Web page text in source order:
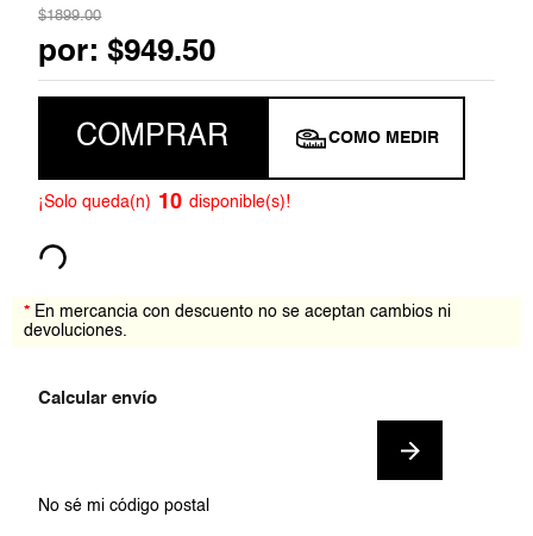
$1899.00
por:$949.50
COMPRAR COMO MEDIR
¡Solo queda(n) 10 disponible(s)!
* En mercancia con descuento no se aceptan cambios ni
devoluciones.
No sé mi código postal
7. blusa
8. blazer
playera
10. falda